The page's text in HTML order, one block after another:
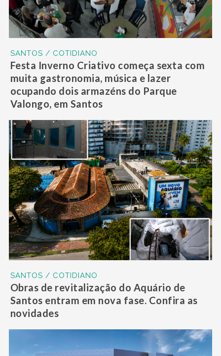
SANTOS / COTIDIANO
Festa Inverno Criativo começa sexta com
muita gastronomia, música e lazer
ocupando dois armazéns do Parque
Valongo, em Santos
SANTOS / COTIDIANO
Obras de revitalização do Aquário de
Santos entram em nova fase. Confira as
novidades